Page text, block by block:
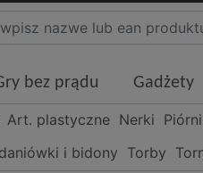
bez prądu Gadżety
Art. plastyczne Nerki
i bidony Torby